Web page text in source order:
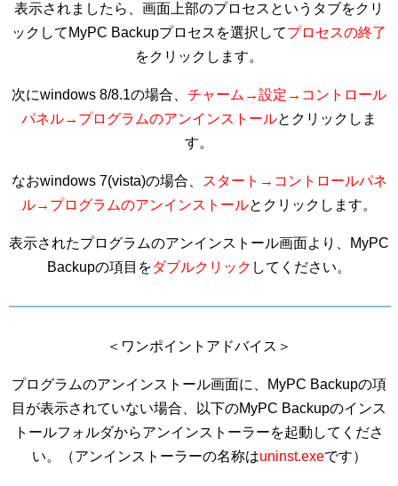
表示されましたら、画面上部のプロセスというタブをクリ
ックしてMyPC Backupプロセスを選択してプロセスの終了
をクリックします。
次にwindows 8/8.1の場合、 チャーム→設定→コントロール
パネル→プログラムのアンインストールとクリックしま
す。
なおwindows 7(vista)の場合、
スタート→コントロールパネ
ル→プログラムのアンインストールとクリックします。
表示されたプログラムのアンインストール画面より、MyPC
Backupの項目をダブルクリック してください。
＜ワンポイントアドバイス＞
プログラムのアンインストール画面に、MyPC Backupの項
目が表示されていない場合、以下のMyPC Backupのインス
トールフォルダからアンインストーラーを起動してくださ
い。（アンインストーラーの名称はuninst.exeです）